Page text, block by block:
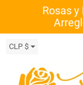
Rosas
CLP $